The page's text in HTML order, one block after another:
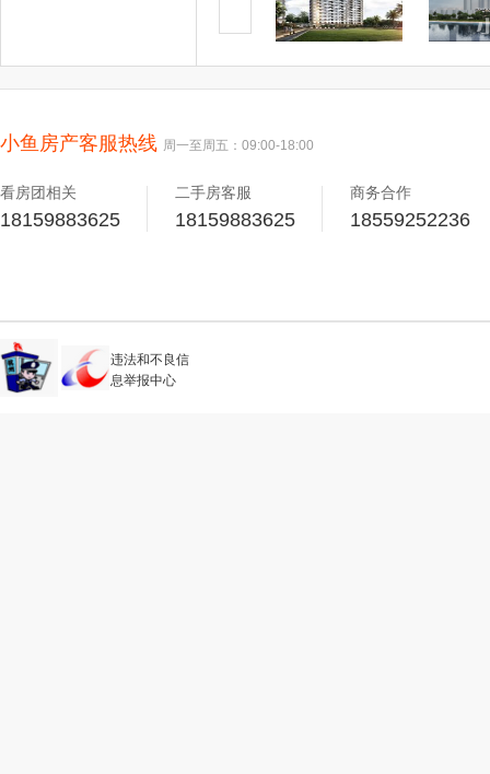
小鱼房产客服热线 周一至周五：09:00-18:00
看房团相关
18159883625
二手房客服
18159883625
商务合作
18559252236
违法和不良信
息举报中心